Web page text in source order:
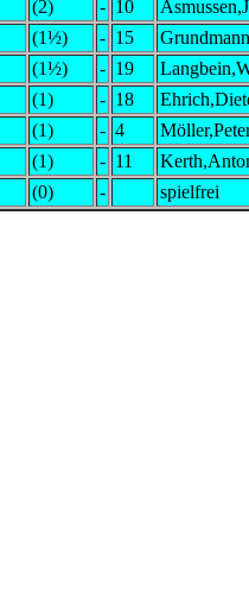
(2) - 10
(1½) - 15
(1½) - 19
(1) - 18
(1) - 4
(1) - 11
(0) - spielfrei